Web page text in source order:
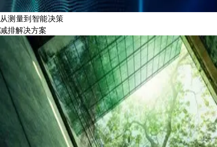
从测量到智能决策
减排解决方案